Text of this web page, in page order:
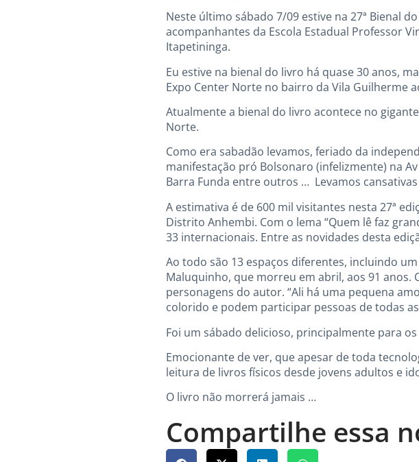
Neste último sábado 7/09 estive na 27ª Bienal
acompanhantes da Escola Estadual Professor
Itapetininga.
Eu estive na bienal do livro há quase 30 anos,
Expo Center Norte no bairro da Vila Guilherme
Atualmente a bienal do livro acontece no
Norte.
Como era sabadão levamos, feriado da
manifestação pró Bolsonaro (infelizmente) na
Barra Funda entre outros … Levamos
A estimativa é de 600 mil visitantes nesta 27ª
Distrito Anhembi. Com o lema “Quem lê faz
33 internacionais. Entre as novidades desta
Ao todo são 13 espaços diferentes, incluindo
Maluquinho, que morreu em abril, aos 91 anos.
personagens do autor. “Ali há uma pequena
colorido e podem participar pessoas de todas
Foi um sábado delicioso, principalmente para
Emocionante de ver, que apesar de toda
leitura de livros físicos desde jovens adultos e
O livro não morrerá jamais …
Compartilhe essa